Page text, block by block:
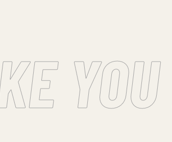
YOU